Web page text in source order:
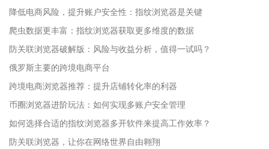
降低电商风险，提升账户安全性：指纹浏览器是关键
爬虫数据更丰富：指纹浏览器获取更多维度的数据
防关联浏览器破解版：风险与收益分析，值得一试吗？
俄罗斯主要的跨境电商平台
跨境电商浏览器推荐：提升店铺转化率的利器
币圈浏览器进阶玩法：如何实现多账户安全管理
如何选择合适的指纹浏览器多开软件来提高工作效率？
防关联浏览器，让你在网络世界自由翱翔